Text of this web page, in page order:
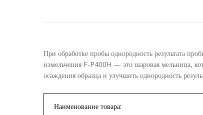
При обработке пробы однородность результата
измельчения F-P400H — это шаровая мельница,
осаждения образца и улучшить однородность
Наименование товара: